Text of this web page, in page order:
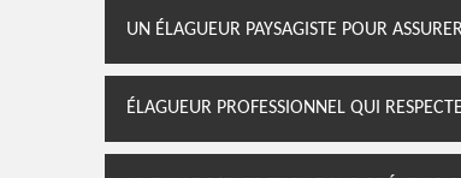
UN ÉLAGUEUR PAYSAGISTE POUR
ÉLAGUEUR PROFESSIONNEL QUI